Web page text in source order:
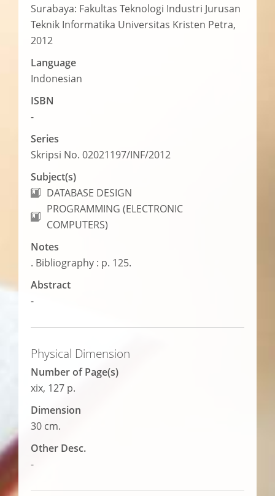
Surabaya: Fakultas Teknologi Industri Jurusan
Teknik Informatika Universitas Kristen Petra,
2012
Language
Indonesian
ISBN
-
Series
Skripsi No. 02021197/INF/2012
Subject(s)
DATABASE DESIGN
PROGRAMMING (ELECTRONIC
COMPUTERS)
Notes
. Bibliography : p. 125.
Abstract
-
Physical Dimension
Number of Page(s)
xix, 127 p.
Dimension
30 cm.
Other Desc.
-